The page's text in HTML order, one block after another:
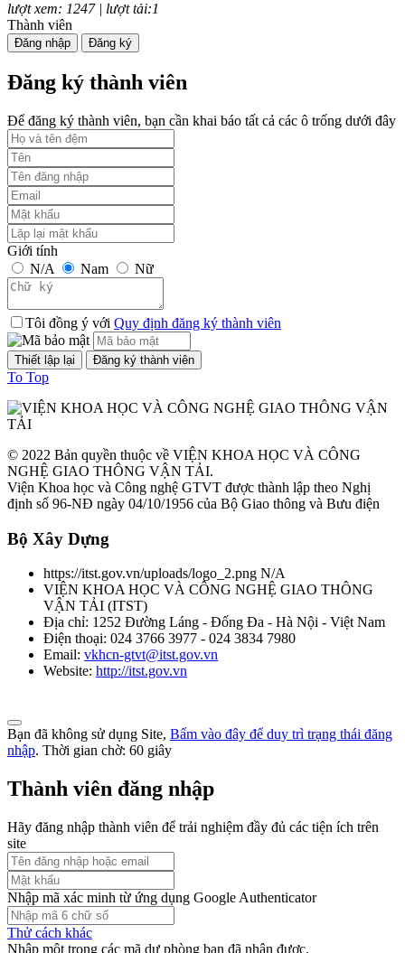
lượt xem: 1247 | lượt tải:1
TCVN 7880:2008
Phương tiện giao thông đường bộ. Tiếng ồn phát ra từ ô tô. Yêu cầu
và phương pháp thử trong phê duyệt kiểu
Thời gian đăng: 24/09/2023
lượt xem: 1247 | lượt tải:1
TCVN 6723:2000
Phương tiện giao thông đường bộ. Ô tô khách cỡ nhỏ. Yêu cầu về
cấu tạo trong công nhận kiểu.
Thời gian đăng: 09/08/2026
TCVN 6724:20001
Phương tiện giao thông đường bộ. Ô tô khách cỡ lớn. Yêu cầu về
cấu tạo chung trong công nhận kiểu
Thời gian đăng: 09/08/2026
lượt xem: 1144 | lượt tải:0
TCVN 6565:2006
động cơ cháy do nén. Yêu cầu và phương pháp thử trong phê duyệt
kiểu
Thời gian đăng: 09/08/2026
lượt xem: 1043 | lượt tải:0
TCVN 5418-91
Thời gian đăng: 09/08/2026
lượt xem: 1060 | lượt tải:0
TCVN 6566:1999
Phương tiện giao thông đường bộ. ô tô lắp động cơ cháy do nén.
Phương pháp đo khí thải gây ô nhiễm trong thử công nhận kiểu
Thời gian đăng: 09/08/2026
lượt xem: 1069 | lượt tải:0
TCVN 6445:1998
Thành viên
Đăng nhập Đăng ký
Đăng ký thành viên
Để đăng ký thành viên, bạn cần khai báo tất cả các ô trống dưới đây
Giới tính
N/A
Nam Nữ
Tôi đồng ý với Quy định đăng ký thành viên
To Top
© 2022 Bản quyền thuộc về VIỆN KHOA HỌC VÀ CÔNG
NGHỆ GIAO THÔNG VẬN TẢI.
Viện Khoa học và Công nghệ GTVT được thành lập theo Nghị
định số 96-NĐ ngày 04/10/1956 của Bộ Giao thông và Bưu điện
Bộ Xây Dựng
https://itst.gov.vn/uploads/logo_2.png N/A
VIỆN KHOA HỌC VÀ CÔNG NGHỆ GIAO THÔNG
VẬN TẢI (ITST)
Địa chỉ: 1252 Đường Láng - Đống Đa - Hà Nội - Việt Nam
Điện thoại: 024 3766 3977 - 024 3834 7980
Email: vkhcn-gtvt@itst.gov.vn
Website: http://itst.gov.vn
Bạn đã không sử dụng Site, Bấm vào đây để duy trì trạng thái đăng
nhập. Thời gian chờ: 60 giây
Thành viên đăng nhập
Hãy đăng nhập thành viên để trải nghiệm đầy đủ các tiện ích trên
site
Nhập mã xác minh từ ứng dụng Google Authenticator
Thử cách khác
Nhập một trong các mã dự phòng bạn đã nhận được.